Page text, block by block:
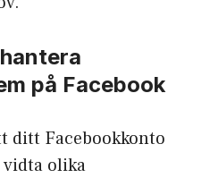
på Facebook
ditt Facebookkonto
olika